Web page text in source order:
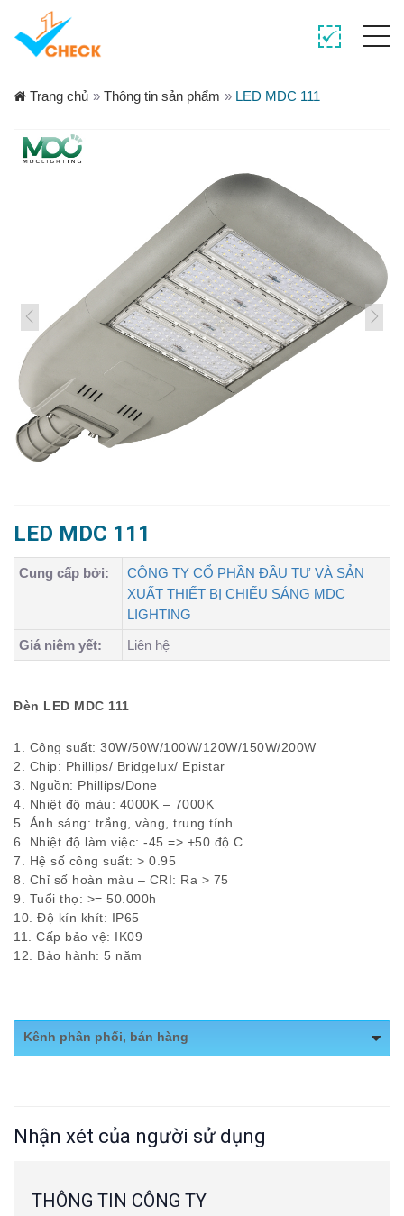
Trang chủ » Thông tin sản phẩm » LED MDC 111
LED MDC 111
Cung cấp bởi:
CÔNG TY CỔ PHẦN ĐẦU TƯ VÀ SẢN
XUẤT THIẾT BỊ CHIẾU SÁNG MDC
LIGHTING
Giá niêm yết:
Liên hệ
Đèn LED MDC 111
1. Công suất: 30W/50W/100W/120W/150W/200W
2. Chip: Phillips/ Bridgelux/ Epistar
3. Nguồn: Phillips/Done
4. Nhiệt độ màu: 4000K – 7000K
5. Ánh sáng: trắng, vàng, trung tính
6. Nhiệt độ làm việc: -45 => +50 độ C
7. Hệ số công suất: > 0.95
8. Chỉ số hoàn màu – CRI: Ra > 75
9. Tuổi thọ: >= 50.000h
10. Độ kín khít: IP65
11. Cấp bảo vệ: IK09
12. Bảo hành: 5 năm
Kênh phân phối, bán hàng
Nhận xét của người sử dụng
THÔNG TIN CÔNG TY